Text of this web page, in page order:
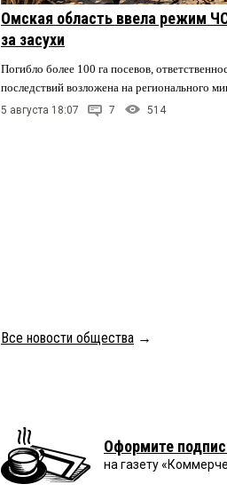
Омская область ввела режим
за засухи
Погибло более 100 га посевов,
последствий возложена на регионального
5 августа 18:07 7 514
Все новости общества →
Оформите
на газету